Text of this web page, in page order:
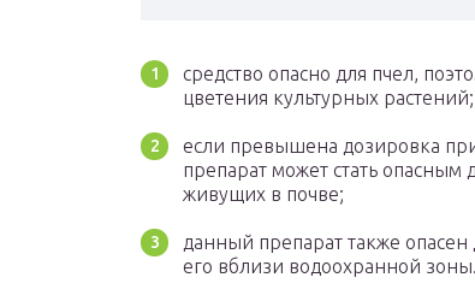
средство опасно для пчел,
цветения культурных растений;
если превышена дозировка
препарат может стать
живущих в почве;
данный препарат также
его вблизи водоохранной зоны.